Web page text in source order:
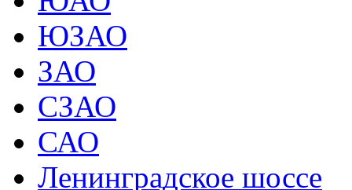
ЮЗАО
ЗАО
СЗАО
САО
Ленинградское шоссе